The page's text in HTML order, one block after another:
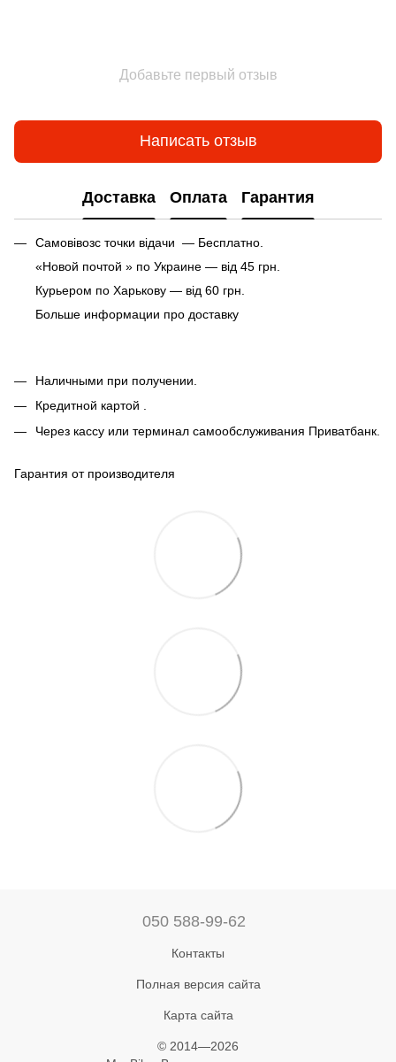
Добавьте первый отзыв
Написать отзыв
Доставка Оплата Гарантия
Самовівозс точки відачи — Бесплатно.
«Новой почтой » по Украине — від 45 грн.
Курьером по Харькову — від 60 грн.
Больше информации про доставку
Наличными при получении.
Кредитной картой .
Через кассу или терминал самообслуживания Приватбанк.
Гарантия от производителя
050 588-99-62
Контакты
Полная версия сайта
Карта сайта
© 2014—2026